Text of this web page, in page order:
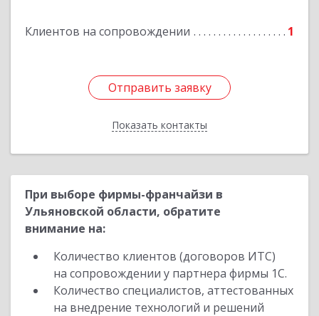
Клиентов на сопровождении 1
Отправить заявку
Показать контакты
Отправить заявку
Назад
При выборе фирмы-франчайзи в
Ульяновской области, обратите
внимание на:
Количество клиентов (договоров ИТС)
на сопровождении у партнера фирмы 1С.
Количество специалистов, аттестованных
на внедрение технологий и решений